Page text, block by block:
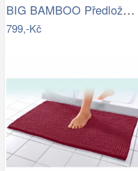
BIG BAMBOO Předložka do koupelny…
799,-Kč